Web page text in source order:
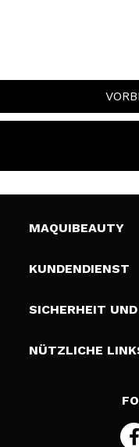
MAQUIBEAUTY
Über uns
Geschenkkarten
KUNDENDIENST
Liefer- und
Zahlung
SICHERHEIT
Bedingungen
NÜTZLICHE